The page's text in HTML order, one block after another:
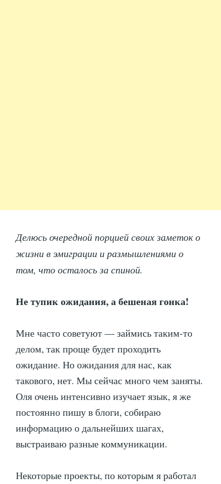
Делюсь очередной порцией своих заметок о
жизни в эмиграции и размышлениями о
том, что осталось за спиной.
Не тупик ожидания, а бешеная гонка!
Мне часто советуют — займись таким-то
делом, так проще будет проходить
ожидание. Но ожидания для нас, как
такового, нет. Мы сейчас много чем заняты.
Оля очень интенсивно изучает язык, я же
постоянно пишу в блоги, собираю
информацию о дальнейших шагах,
выстраиваю разные коммуникации.
Некоторые проекты, по которым я работал